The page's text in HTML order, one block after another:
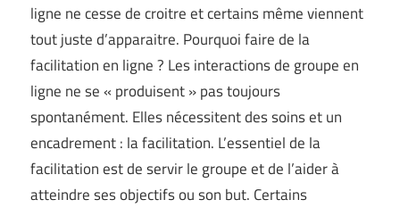
ligne ne cesse de croitre et certains même viennent
tout juste d’apparaitre. Pourquoi faire de la
facilitation en ligne ? Les interactions de groupe en
ligne ne se « produisent » pas toujours
spontanément. Elles nécessitent des soins et un
encadrement : la facilitation. L’essentiel de la
facilitation est de servir le groupe et de l’aider à
atteindre ses objectifs ou son but. Certains